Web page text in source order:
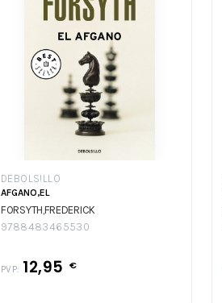
DEBOLS!LLO
AFGANO,EL
FORSYTH,FREDERICK
9788483465530
PVP: 12,95 €